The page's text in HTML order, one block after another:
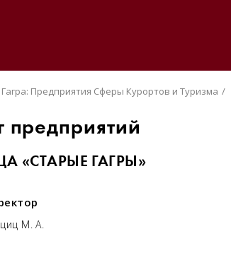
Гагра: Предприятия Сферы Курортов и Туризма
предприятий
«СТАРЫЕ ГАГРЫ»
М. А.